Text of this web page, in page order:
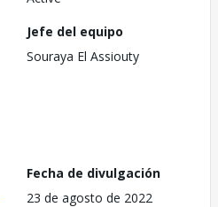
Jefe del equipo
Souraya El Assiouty
Fecha de divulgación
23 de agosto de 2022